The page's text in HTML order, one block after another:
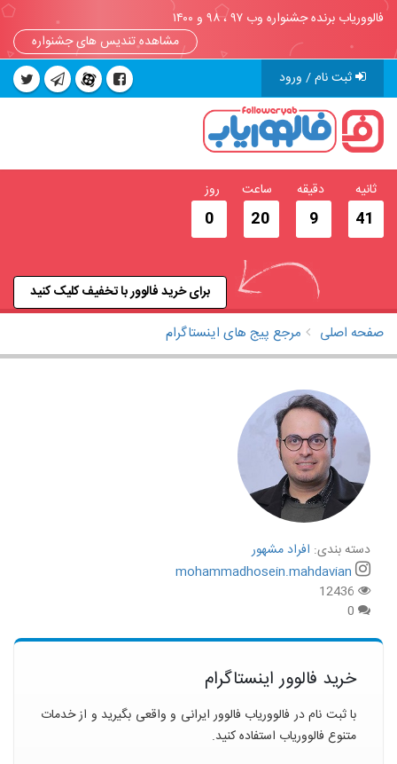
فالووریاب برنده جشنواره وب ۹۷ ، ۹۸ و ۱۴۰۰
مشاهده تندیس های جشنواره
ثبت نام / ورود
40
ثانیه
9
دقیقه
20
ساعت
0
روز
برای خرید فالوور با تخفیف کلیک کنید
صفحه اصلی مرجع پیج های اینستاگرام
دسته بندی: افراد مشهور
mohammadhosein.mahdavian
خرید فالوور اینستاگرام
با ثبت نام در فالووریاب فالوور ایرانی و واقعی بگیرید و از خدمات
متنوع فالووریاب استفاده کنید.